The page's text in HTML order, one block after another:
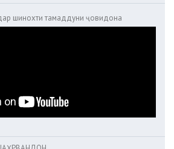
шинохти тамаддуни ҷовидона